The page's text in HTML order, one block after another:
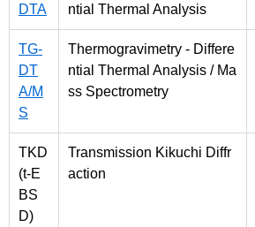
DTA
ntial Thermal Analysis
TG-
DT
A/M
S
Thermogravimetry - Differe
ntial Thermal Analysis / Ma
ss Spectrometry
TKD
(t-E
BS
D)
Transmission Kikuchi Diffr
action